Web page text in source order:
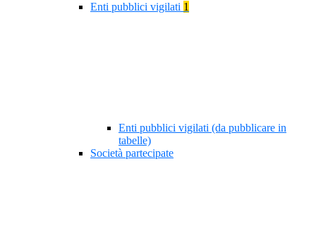
Enti pubblici vigilati 1
Enti pubblici vigilati (da pubblicare in
tabelle)
Società partecipate